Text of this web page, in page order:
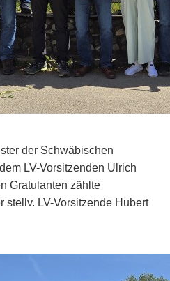
der Schwäbischen
LV-Vorsitzenden Ulrich
Gratulanten zählte
stellv. LV-Vorsitzende Hubert